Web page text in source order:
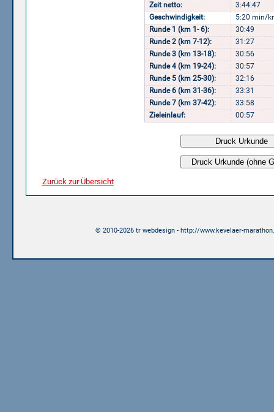
Zeit netto:
3:44:47
Geschwindigkeit:
5:20 min/
Runde 1 (km 1- 6):
30:49
Runde 2 (km 7-12):
31:27
Runde 3 (km 13-18):
30:56
Runde 4 (km 19-24):
30:57
Runde 5 (km 25-30):
32:16
Runde 6 (km 31-36):
33:31
Runde 7 (km 37-42):
33:58
Zieleinlauf:
00:57
Zurück zur Übersicht
© 2010-2026 tr webdesign - http://www.kevelaer-